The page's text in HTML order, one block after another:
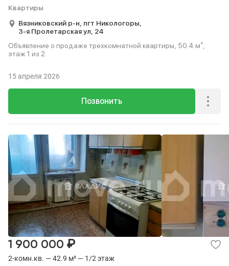
Квартиры
Вязниковский р-н, пгт Никологоры,
3-я Пролетарская ул, 24
Объявление о продаже трехкомнатной квартиры, 50.4 м²,
этаж 1 из 2.
Позвонить
15 апреля 2026
2-комн.кв. — 42.9 м² — 1/2 этаж
1 900 000 ₽